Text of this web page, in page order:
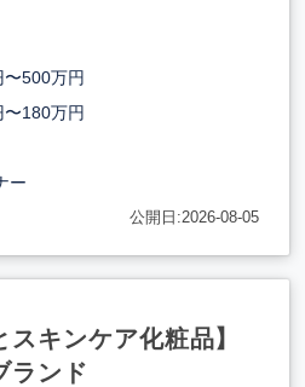
〜500万円
〜180万円
ー
公開日:2026-08-05
スキンケア化粧品】
ランド